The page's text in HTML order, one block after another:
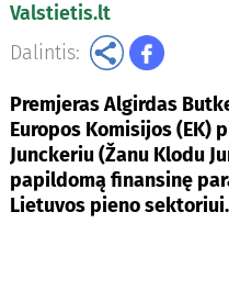
Valstietis.lt
Dalintis:
Premjeras Algirdas
Europos Komisijos (EK)
Junckeriu (Žanu Klodu
papildomą finansinę
Lietuvos pieno sektoriui.